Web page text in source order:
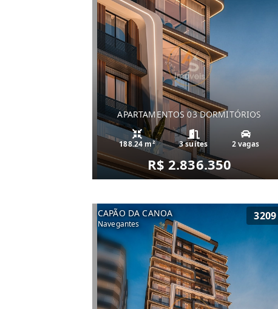
APARTAMENTOS 03 DORMITÓRIOS
188.24 m² 3 suítes 2 vagas
R$ 2.836.350
CAPÃO DA CANOA
Navegantes
3209